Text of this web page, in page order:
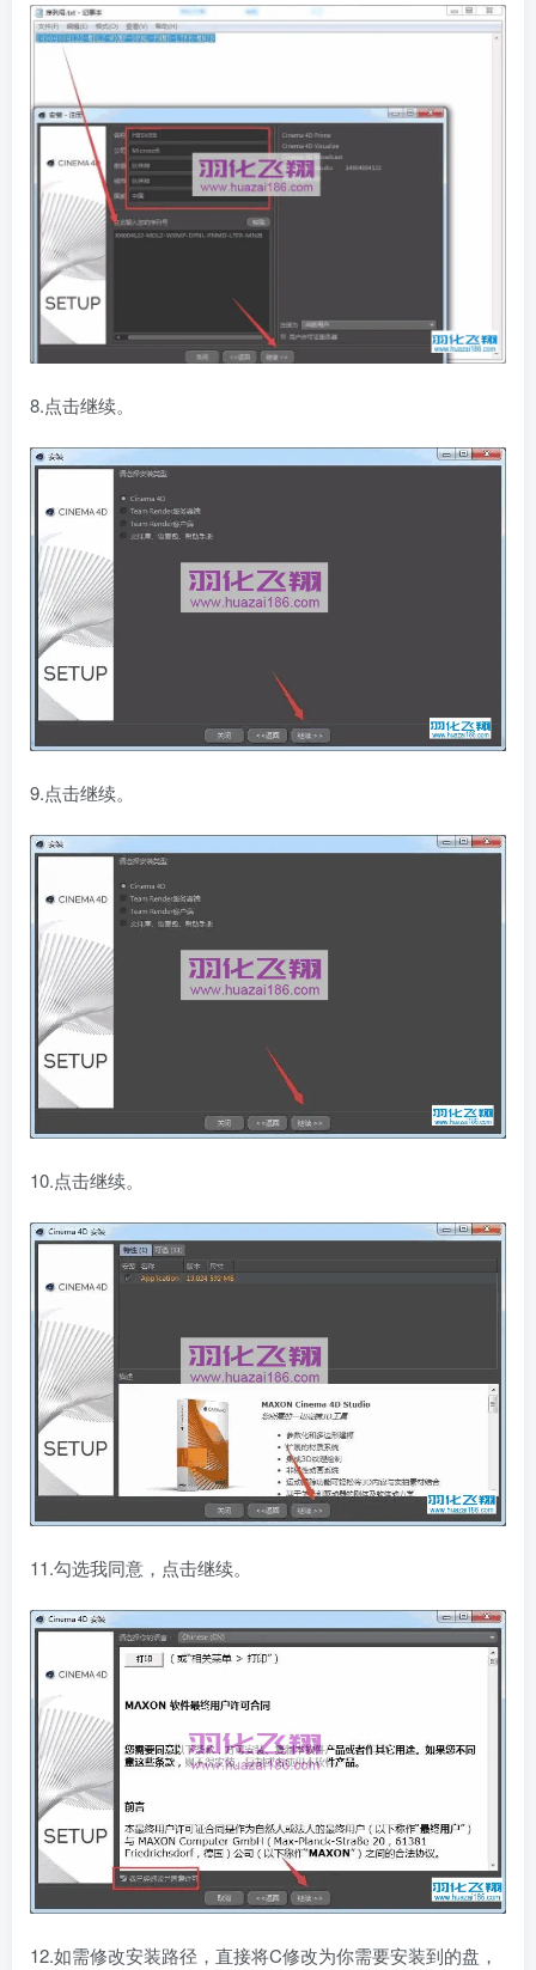
8.点击继续。
9.点击继续。
10.点击继续。
11.勾选我同意，点击继续。
12.如需修改安装路径，直接将C修改为你需要安装到的盘，